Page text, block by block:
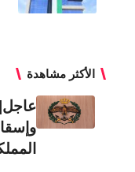
الأكثر مشاهدة